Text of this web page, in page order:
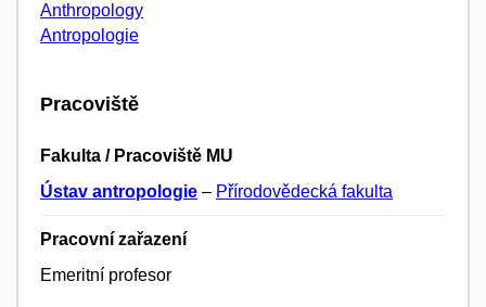
Anthropology
Antropologie
Pracoviště
Fakulta / Pracoviště MU
Ústav antropologie – Přírodovědecká fakulta
Pracovní zařazení
Emeritní profesor